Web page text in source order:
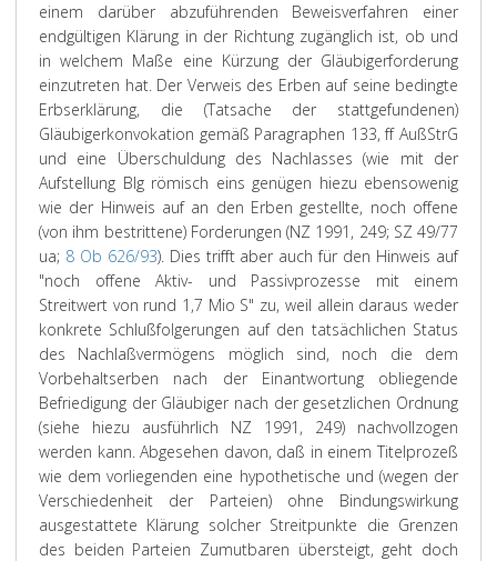
einem darüber abzuführenden Beweisverfahren einer
endgültigen Klärung in der Richtung zugänglich ist, ob und
in welchem Maße eine Kürzung der Gläubigerforderung
einzutreten hat. Der Verweis des Erben auf seine bedingte
Erbserklärung, die (Tatsache der stattgefundenen)
Gläubigerkonvokation gemäß Paragraphen 133, ff AußStrG
und eine Überschuldung des Nachlasses (wie mit der
Aufstellung Blg römisch eins genügen hiezu ebensowenig
wie der Hinweis auf an den Erben gestellte, noch offene
(von ihm bestrittene) Forderungen (NZ 1991, 249; SZ 49/77
ua; 8 Ob 626/93). Dies trifft aber auch für den Hinweis auf
"noch offene Aktiv- und Passivprozesse mit einem
Streitwert von rund 1,7 Mio S" zu, weil allein daraus weder
konkrete Schlußfolgerungen auf den tatsächlichen Status
des Nachlaßvermögens möglich sind, noch die dem
Vorbehaltserben nach der Einantwortung obliegende
Befriedigung der Gläubiger nach der gesetzlichen Ordnung
(siehe hiezu ausführlich NZ 1991, 249) nachvollzogen
werden kann. Abgesehen davon, daß in einem Titelprozeß
wie dem vorliegenden eine hypothetische und (wegen der
Verschiedenheit der Parteien) ohne Bindungswirkung
ausgestattete Klärung solcher Streitpunkte die Grenzen
des beiden Parteien Zumutbaren übersteigt, geht doch